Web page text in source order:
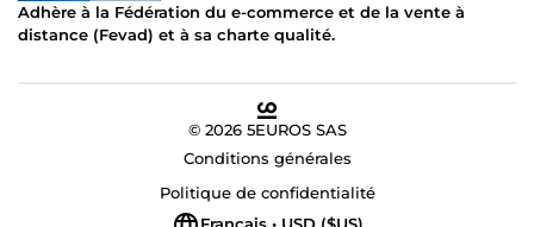
Adhère à la Fédération du e-commerce et de la vente à
distance (Fevad) et à sa charte qualité.
© 2026 5EUROS SAS
Conditions générales
Politique de confidentialité